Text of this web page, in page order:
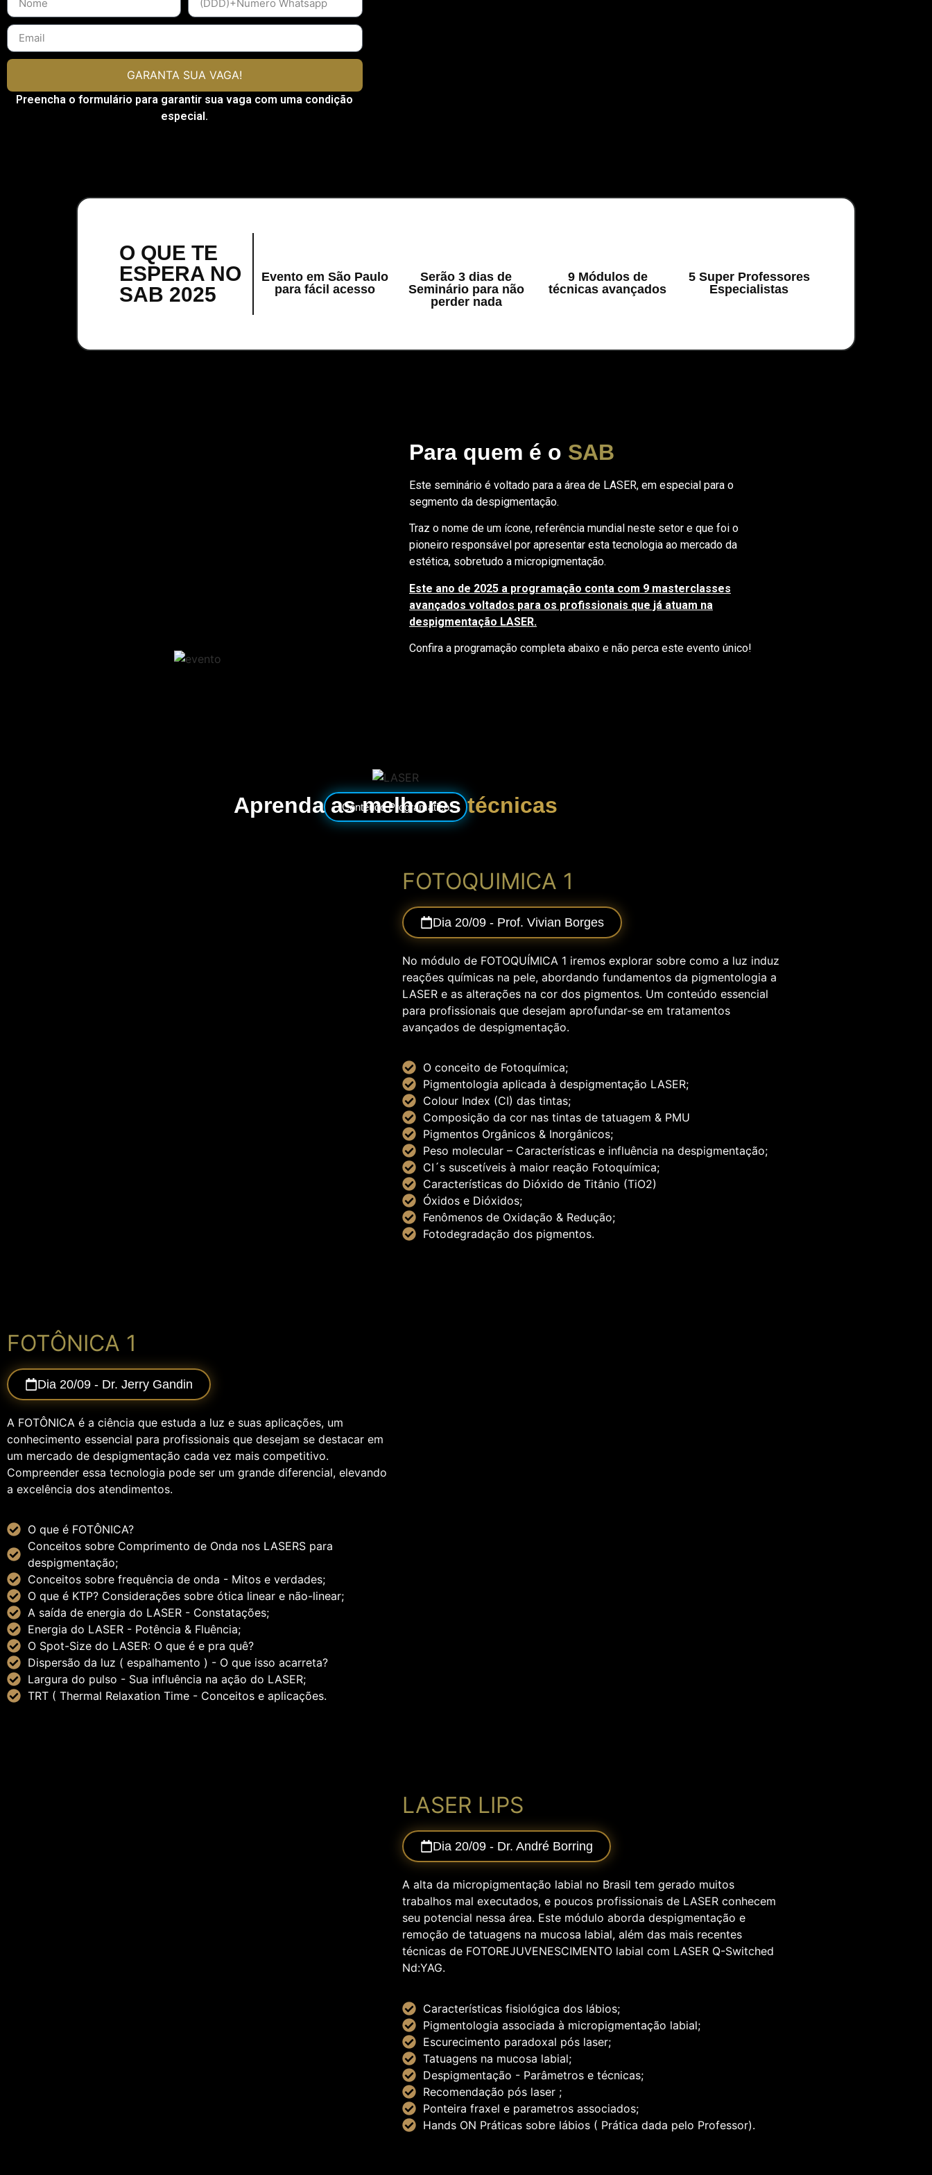
GARANTA SUA VAGA!
Preencha o formulário para garantir sua vaga com uma condição
especial.
O QUE TE
ESPERA NO
SAB 2025
Evento em São Paulo
para fácil acesso
Serão 3 dias de
Seminário para não
perder nada
9 Módulos de
técnicas avançados
5 Super Professores
Especialistas
Para quem é o SAB
Este seminário é voltado para a área de LASER, em especial para o
segmento da despigmentação.
Traz o nome de um ícone, referência mundial neste setor e que foi o
pioneiro responsável por apresentar esta tecnologia ao mercado da
estética, sobretudo a micropigmentação.
Este ano de 2025 a programação conta com 9 masterclasses
avançados voltados para os profissionais que já atuam na
despigmentação LASER.
Confira a programação completa abaixo e não perca este evento único!
Conteúdo Programático
Aprenda as melhorestécnicas
FOTOQUIMICA 1
Dia 20/09 - Prof. Vivian Borges
No módulo de FOTOQUÍMICA 1 iremos explorar sobre como a luz induz
reações químicas na pele, abordando fundamentos da pigmentologia a
LASER e as alterações na cor dos pigmentos. Um conteúdo essencial
para profissionais que desejam aprofundar-se em tratamentos
avançados de despigmentação.
O conceito de Fotoquímica;
Pigmentologia aplicada à despigmentação LASER;
Colour Index (CI) das tintas;
Composição da cor nas tintas de tatuagem & PMU
Pigmentos Orgânicos & Inorgânicos;
Peso molecular – Características e influência na despigmentação;
CI´s suscetíveis à maior reação Fotoquímica;
Características do Dióxido de Titânio (TiO2)
Óxidos e Dióxidos;
Fenômenos de Oxidação & Redução;
Fotodegradação dos pigmentos.
FOTÔNICA 1
Dia 20/09 - Dr. Jerry Gandin
A FOTÔNICA é a ciência que estuda a luz e suas aplicações, um
conhecimento essencial para profissionais que desejam se destacar em
um mercado de despigmentação cada vez mais competitivo.
Compreender essa tecnologia pode ser um grande diferencial, elevando
a excelência dos atendimentos.
O que é FOTÔNICA?
Conceitos sobre Comprimento de Onda nos LASERS para
despigmentação;
Conceitos sobre frequência de onda - Mitos e verdades;
O que é KTP? Considerações sobre ótica linear e não-linear;
A saída de energia do LASER - Constatações;
Energia do LASER - Potência & Fluência;
O Spot-Size do LASER: O que é e pra quê?
Dispersão da luz ( espalhamento ) - O que isso acarreta?
Largura do pulso - Sua influência na ação do LASER;
TRT ( Thermal Relaxation Time - Conceitos e aplicações.
LASER LIPS
Dia 20/09 - Dr. André Borring
A alta da micropigmentação labial no Brasil tem gerado muitos
trabalhos mal executados, e poucos profissionais de LASER conhecem
seu potencial nessa área. Este módulo aborda despigmentação e
remoção de tatuagens na mucosa labial, além das mais recentes
técnicas de FOTOREJUVENESCIMENTO labial com LASER Q-Switched
Nd:YAG.
Características fisiológica dos lábios;
Pigmentologia associada à micropigmentação labial;
Escurecimento paradoxal pós laser;
Tatuagens na mucosa labial;
Despigmentação - Parâmetros e técnicas;
Recomendação pós laser ;
Ponteira fraxel e parametros associados;
Hands ON Práticas sobre lábios ( Prática dada pelo Professor).